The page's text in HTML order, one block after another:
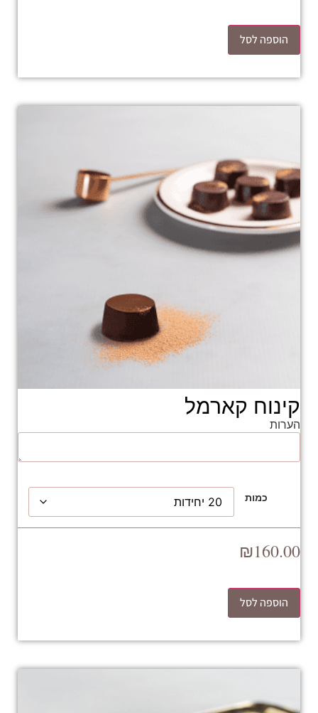
הוספה לסל
קינוח קארמל
הערות
כמות
₪160.00
הוספה לסל